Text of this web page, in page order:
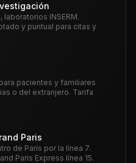
laboratorios INSERM.
y puntual para citas y
pacientes y familiares
o del extranjero. Tarifa
Paris
de París por la línea 7.
Paris Express línea 15.